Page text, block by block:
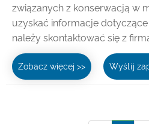
związanych z konserwacją w
uzyskać informacje
należy skontaktować się z
Zobacz więcej >> Wyślij